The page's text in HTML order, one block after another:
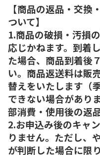
【商品の返品・交換
ついて】
1.商品の破損・汚損
応じかねます。到着
た場合、商品到着後
い。商品返送料は販
替えをいたします（
できない場合があり
部消費・使用後の返
2.お申込み後のキャ
りません。ただし、
が判断した場合に限